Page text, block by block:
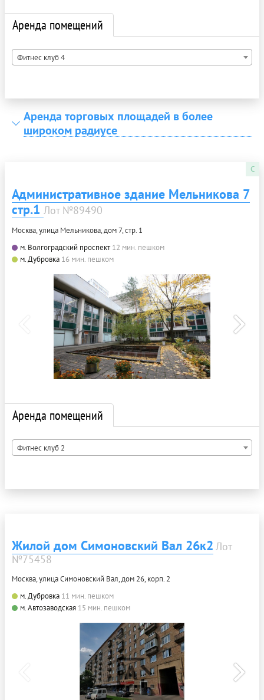
Аренда помещений
Фитнес клуб 4
Аренда торговых площадей в более
широком радиусе
C
Административное здание Мельникова 7
стр.1 Лот №89490
Москва, улица Мельникова, дом 7, стр. 1
м. Волгоградский проспект 12 мин. пешком
м. Дубровка 16 мин. пешком
Аренда помещений
Фитнес клуб 2
Жилой дом Симоновский Вал 26к2 Лот
№75458
Москва, улица Симоновский Вал, дом 26, корп. 2
м. Дубровка 11 мин. пешком
м. Автозаводская 15 мин. пешком